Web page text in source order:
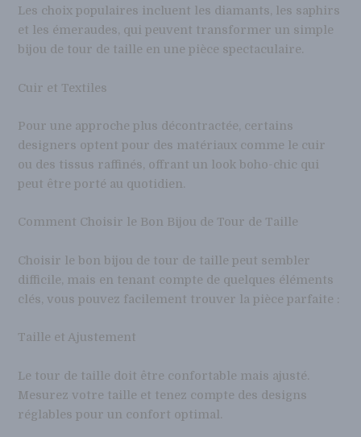
Les choix populaires incluent les diamants, les saphirs
et les émeraudes, qui peuvent transformer un simple
bijou de tour de taille en une pièce spectaculaire.
Cuir et Textiles
Pour une approche plus décontractée, certains
designers optent pour des matériaux comme le cuir
ou des tissus raffinés, offrant un look boho-chic qui
peut être porté au quotidien.
Comment Choisir le Bon Bijou de Tour de Taille
Choisir le bon bijou de tour de taille peut sembler
difficile, mais en tenant compte de quelques éléments
clés, vous pouvez facilement trouver la pièce parfaite :
Taille et Ajustement
Le tour de taille doit être confortable mais ajusté.
Mesurez votre taille et tenez compte des designs
réglables pour un confort optimal.